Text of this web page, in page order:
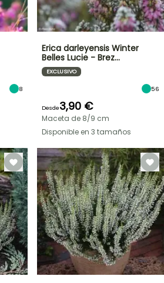
8
Erica darleyensis Winter
Belles Lucie - Brez…
EXCLUSIVO
56
Desde3,90 €
Maceta de 8/9 cm
Disponible en 3 tamaños